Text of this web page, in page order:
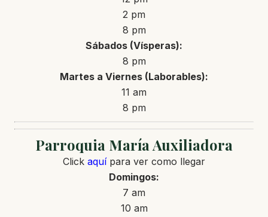
2 pm
8 pm
Sábados (Vísperas):
8 pm
Martes a Viernes (Laborables):
11 am
8 pm
Parroquia María Auxiliadora
Click aquípara ver como llegar
Domingos:
7 am
10 am